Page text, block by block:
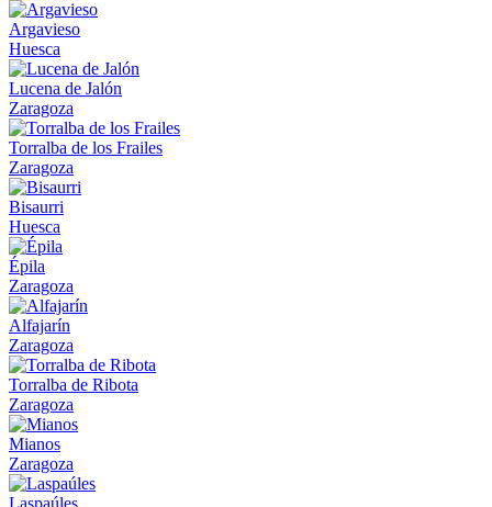
Argavieso
Huesca
Lucena de Jalón
Zaragoza
Torralba de los Frailes
Zaragoza
Bisaurri
Huesca
Épila
Zaragoza
Alfajarín
Zaragoza
Torralba de Ribota
Zaragoza
Mianos
Zaragoza
Laspaúles